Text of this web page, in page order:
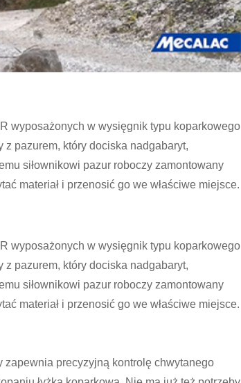
wyposażonych w wysięgnik typu koparkowego
z pazurem, który dociska nadgabaryt,
siłownikowi pazur roboczy zamontowany
materiał i przenosić go we właściwe miejsce.
wyposażonych w wysięgnik typu koparkowego
z pazurem, który dociska nadgabaryt,
siłownikowi pazur roboczy zamontowany
materiał i przenosić go we właściwe miejsce.
zapewnia precyzyjną kontrolę chwytanego